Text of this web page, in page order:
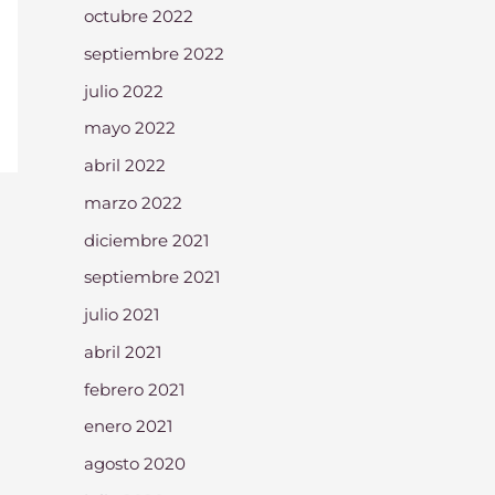
octubre 2022
septiembre 2022
julio 2022
mayo 2022
abril 2022
marzo 2022
diciembre 2021
septiembre 2021
julio 2021
abril 2021
febrero 2021
enero 2021
agosto 2020